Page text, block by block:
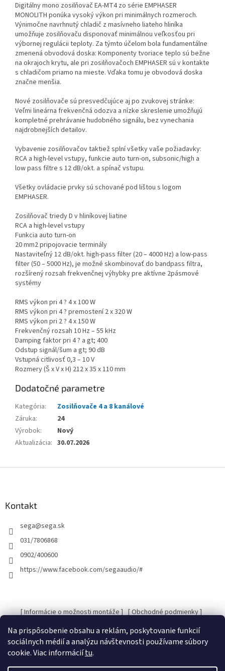
Na prispôsobenie obsahu a reklám, poskytovanie funkcií
sociálnych médií a analýzu návštevnosti používame súbory
cookie. Viac informáciítu.
Digitálny mono zosilňovač EA-MT4 zo série EMPHASER
MONOLITH ponúka vysoký výkon pri minimálnych rozmeroch.
Výnimočne navrhnutý chladič z masívneho liateho hliníka
umožňuje zosilňovaču disponovať minimálnou veľkosťou pri
výbornej regulácii teploty. Za týmto účelom bola fundamentálne
zmenená obvodová doska: Komponenty tvoriace teplo sú bežne
na okrajoch krytu, ale pri zosilňovačoch EMPHASER sú v kontakte
s chladičom priamo na mieste. Vďaka tomu je obvodová doska
značne menšia.
Nové zosilňovače sú presvedčujúce aj po zvukovej stránke:
Veľmi lineárna frekvenčná odozva a nízke skreslenie umožňujú
kompletné prehrávanie hudobného signálu, bez vynechania
najdrobnejších detailov.
Vybavenie zosilňovačov taktiež splní všetky vaše požiadavky:
RCA a high-level vstupy, funkcie auto turn-on, subsonic/high a
low pass filtre s 12 dB/okt. a spínač vstupu.
Všetky ovládacie prvky sú schované pod lištou s logom
EMPHASER.
Zosilňovač triedy D v hliníkovej liatine
RCA a high-level vstupy
Funkcia auto turn-on
20 mm2 pripojovacie terminály
Nastaviteľný 12 dB/okt. high-pass filter (20 – 4000 Hz) a low-pass
filter (50 – 5000 Hz), je možné skombinovať do bandpass filtra,
rozšírený rozsah frekvenčnej výhybky pre aktívne 2pásmové
systémy
RMS výkon pri 4 ? 4 x 100 W
RMS výkon pri 4 ? premostení 2 x 320 W
RMS výkon pri 2 ? 4 x 150 W
Frekvenčný rozsah 10 Hz – 55 kHz
Damping faktor pri 4 ? a gt; 400
Odstup signál/šum a gt; 90 dB
Vstupná citlivosť 0,3 – 10 V
Rozmery (Š x V x H) 212 x 35 x 110 mm
Dodatočné parametre
Kategória:
Zosilňovače 4 a 8 kanálové
Záruka:
24
Výrobok:
Nový
Aktualizácia: 30.07.2026
Kontakt
sega@sega.sk
031/7806868
0902/400600
https://www.facebook.com/segaaudio/#
[ Informácie o možnosti montáže ] [ Obchodné podmienky ]